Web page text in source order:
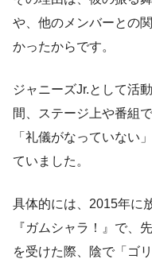
や、他のメンバーとの
かったからです。
ジャニーズJr.として活
間、ステージ上や番組
「礼儀がなっていない
ていました。
具体的には、2015年に
『ガムシャラ！』で、
を受けた際、陰で「ゴ